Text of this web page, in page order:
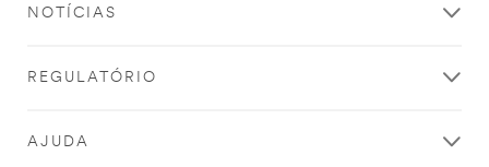
NOTÍCIAS
REGULATÓRIO
AJUDA